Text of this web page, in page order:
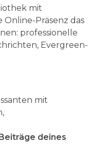
mit
Online-Präsenz das
professionelle
Evergreen-
mit
deines